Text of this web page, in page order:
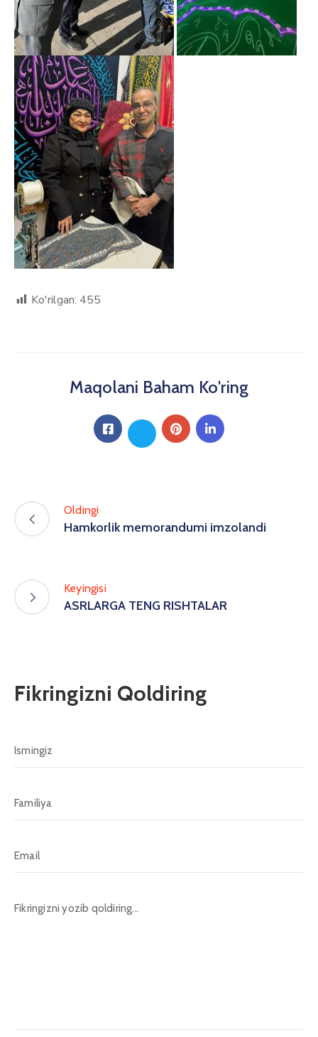
Ko'rilgan: 455
Maqolani Baham Ko'ring
Oldingi
Hamkorlik memorandumi imzolandi
Keyingisi
ASRLARGA TENG RISHTALAR
Fikringizni Qoldiring